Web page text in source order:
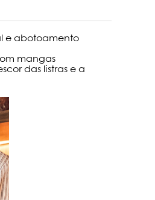
e abotoamento
mangas
das listras e a